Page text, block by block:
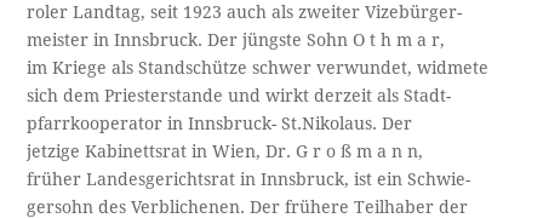
roler Landtag, seit 1923 auch als zweiter Vizebürger-­
meister in Innsbruck. Der jüngste Sohn O t h m a r,
im Kriege als Standschütze schwer verwundet, widmete
sich dem Priesterstande und wirkt derzeit als Stadt-
pfarrkooperator in Innsbruck- St.Nikolaus. Der
jetzige Kabinettsrat in Wien, Dr. G r o ß m a n n,
früher Landesgerichtsrat in Innsbruck, ist ein Schwie­-
gersohn des Verblichenen. Der frühere Teilhaber der